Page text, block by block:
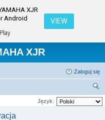
XJR
Android
VIEW
XJR
Zaloguj się
zu
Język: